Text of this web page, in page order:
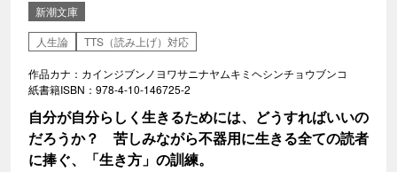
新潮文庫
人生論
TTS（読み上げ）対応
作品カナ：カインジブンノヨワサニナヤムキミヘシンチョウブンコ
紙書籍ISBN：978-4-10-146725-2
自分が自分らしく生きるためには、どうすればいいの
だろうか？ 苦しみながら不器用に生きる全ての読者
に捧ぐ、「生き方」の訓練。